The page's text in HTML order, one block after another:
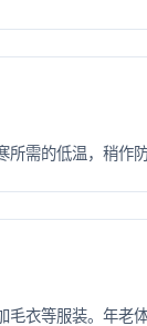
所需的低温，稍作
毛衣等服装。年老